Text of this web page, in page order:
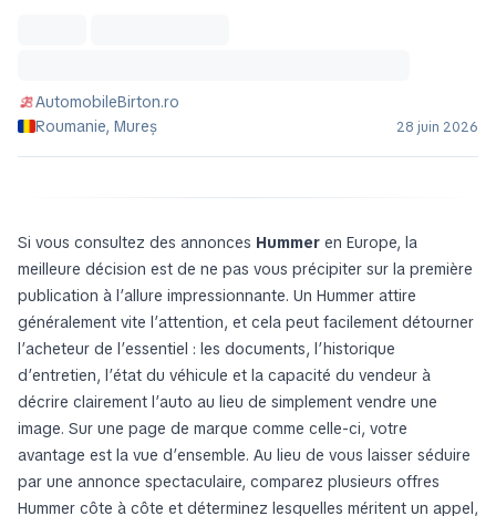
AutomobileBirton.ro
Roumanie, Mureș
28 juin 2026
Si vous consultez des annonces Hummer en Europe, la
meilleure décision est de ne pas vous précipiter sur la première
publication à l’allure impressionnante. Un Hummer attire
généralement vite l’attention, et cela peut facilement détourner
l’acheteur de l’essentiel : les documents, l’historique
d’entretien, l’état du véhicule et la capacité du vendeur à
décrire clairement l’auto au lieu de simplement vendre une
image. Sur une page de marque comme celle-ci, votre
avantage est la vue d’ensemble. Au lieu de vous laisser séduire
par une annonce spectaculaire, comparez plusieurs offres
Hummer côte à côte et déterminez lesquelles méritent un appel,